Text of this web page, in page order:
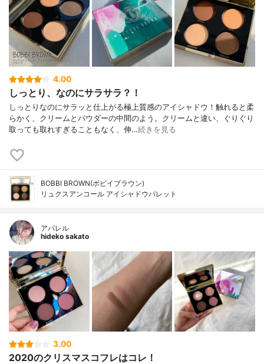
4.00
しっとり、なのにサラサラ？！
しっとりなのにサラッと仕上がる極上質感のアイシャドウ！触れると柔
らかく、クリームとパウダーの中間のよう。クリームと違い、ぐりぐり
取っても取れすぎることもなく、伸…続きを見る
BOBBI BROWN(ボビイブラウン)
リュクスアンコール アイシャドウパレット
アパレル
hideko sakato
3.00
2020のクリスマスコフレはコレ！